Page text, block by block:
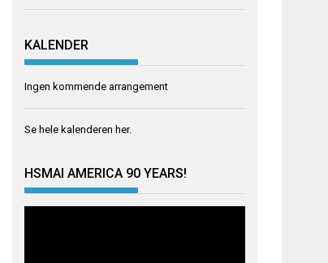
KALENDER
Ingen kommende arrangement
Se hele kalenderen her.
HSMAI AMERICA 90 YEARS!